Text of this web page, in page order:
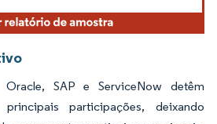
Oracle, SAP e ServiceNow detêm
participações, deixando